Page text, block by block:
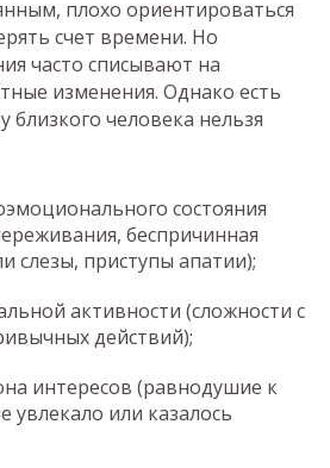
плохо ориентироваться
счет времени. Но
часто списывают на
изменения. Однако есть
близкого человека нельзя
состояния
беспричинная
слезы, приступы апатии);
активности (сложности с
действий);
интересов (равнодушие к
увлекало или казалось